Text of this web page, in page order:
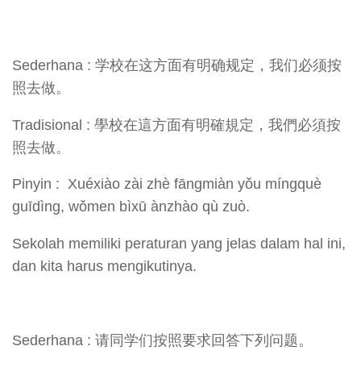
Sederhana : 学校在这方面有明确规定，我们必须按
照去做。
Tradisional : 學校在這方面有明確規定，我們必須按
照去做。
Pinyin : Xuéxiào zài zhè fāngmiàn yǒu míngquè
guīdìng, wǒmen bìxū ànzhào qù zuò.
Sekolah memiliki peraturan yang jelas dalam hal ini,
dan kita harus mengikutinya.
Sederhana : 请同学们按照要求回答下列问题。